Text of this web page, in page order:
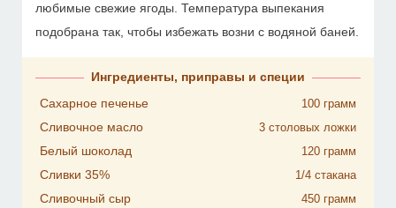
любимые свежие ягоды. Температура выпекания
подобрана так, чтобы избежать возни с водяной баней.
Ингредиенты, приправы и специи
Сахарное печенье
100 грамм
Сливочное масло 3 столовых ложки
Белый шоколад 120 грамм
Сливки 35% 1/4 стакана
Сливочный сыр 450 грамм